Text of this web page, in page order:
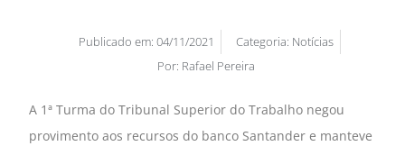
Publicado em: 04/11/2021 Categoria: Notícias
Por: Rafael Pereira
A 1ª Turma do Tribunal Superior do Trabalho negou
provimento aos recursos do banco Santander e manteve